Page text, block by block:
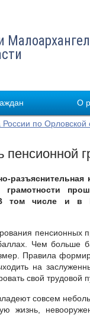
О
по Орловской
том числе и в
пенсионных
Чем больше
Правила
на
свой трудовой
совсем
жизнь,